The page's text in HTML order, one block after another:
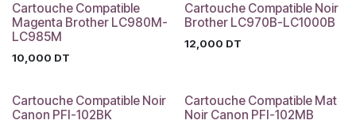
Cartouche Compatible
Magenta Brother LC980M-
LC985M
10,000 DT
Cartouche Compatible Noir
Brother LC970B-LC1000B
12,000 DT
Cartouche Compatible Noir
Canon PFI-102BK
Cartouche Compatible Mat
Noir Canon PFI-102MB